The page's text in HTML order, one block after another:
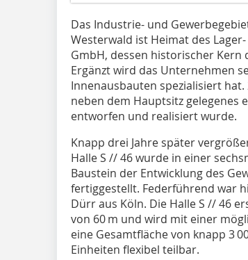
Das Industrie- und
Westerwald ist Heimat des
GmbH, dessen historischer
Ergänzt wird das Unternehmen
Innenausbauten spezialisiert
neben dem Hauptsitz gelegenes
entworfen und realisiert wurde.
Knapp drei Jahre später
Halle S // 46 wurde in einer
Baustein der Entwicklung des
fertiggestellt. Federführend war
Dürr aus Köln. Die Halle S // 46
von 60 m und wird mit einer
eine Gesamtfläche von knapp 3
Einheiten flexibel teilbar.